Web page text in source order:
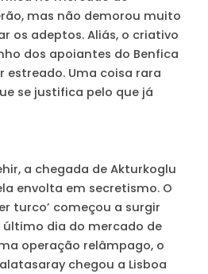
mas não demorou muito
os adeptos. Aliás, o criativo
dos apoiantes do Benfica
estreado. Uma coisa rara
se justifica pelo que já
a chegada de Akturkoglu
envolta em secretismo. O
turco’ começou a surgir
dia do mercado de
operação relâmpago, o
chegou a Lisboa